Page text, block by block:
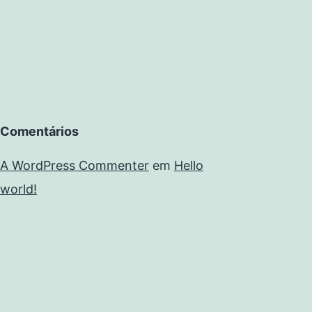
Comentários
A WordPress Commenter em Hello
world!